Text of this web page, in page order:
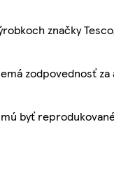
značky
zodpovednosť
byť